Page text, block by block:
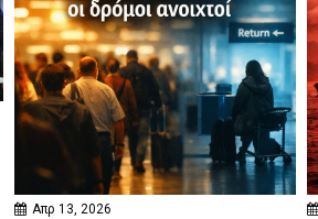
Απρ 13, 2026